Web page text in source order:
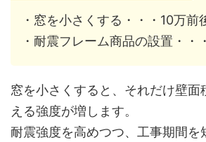
・窓を小さくする・・・10万前
・耐震フレーム商品の設置・・
窓を小さくすると、それだけ壁面
える強度が増します。
耐震強度を高めつつ、工事期間を